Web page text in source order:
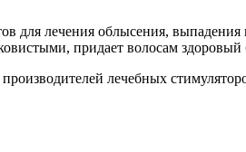
для лечения облысения,
придает волосам
лечебных